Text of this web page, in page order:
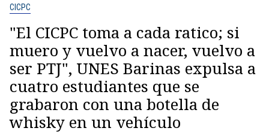
CICPC
"El CICPC toma a cada ratico; si
muero y vuelvo a nacer, vuelvo a
ser PTJ", UNES Barinas expulsa a
cuatro estudiantes que se
grabaron con una botella de
whisky en un vehículo